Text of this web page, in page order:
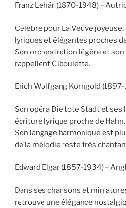
Franz Lehár (1870-1948) –
Célèbre pour La Veuve
lyriques et élégantes proches
Son orchestration légère et son
rappellent Ciboulette.
Erich Wolfgang Korngold
Son opéra Die tote Stadt et ses
écriture lyrique proche de Hahn.
Son langage harmonique est
de la mélodie reste très
Edward Elgar (1857-1934) –
Dans ses chansons et
retrouve une élégance